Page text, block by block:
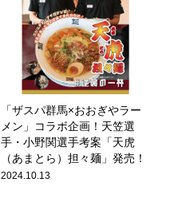
「ザスパ群馬×おおぎやラー
メン」コラボ企画！天笠選
手・小野関選手考案「天虎
（あまとら）担々麺」発売！
2024.10.13